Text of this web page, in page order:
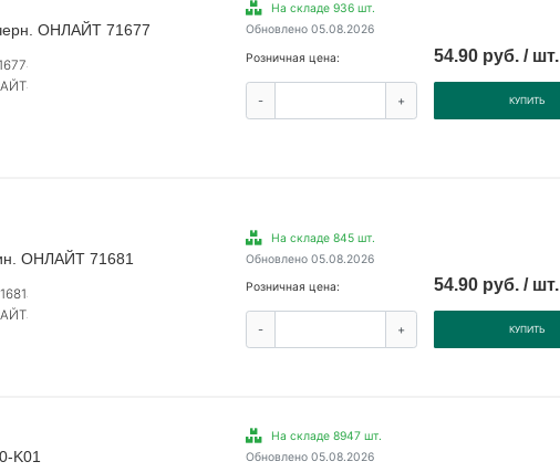
ОНЛАЙТ 71677
На складе 936 шт.
Обновлено 05.08.2026
Розничная цена:
54.90 руб. / шт.
- + КУПИТЬ
ОНЛАЙТ 71681
На складе 845 шт.
Обновлено 05.08.2026
Розничная цена:
54.90 руб. / шт.
- + КУПИТЬ
K01
На складе 8947 шт.
Обновлено 05.08.2026